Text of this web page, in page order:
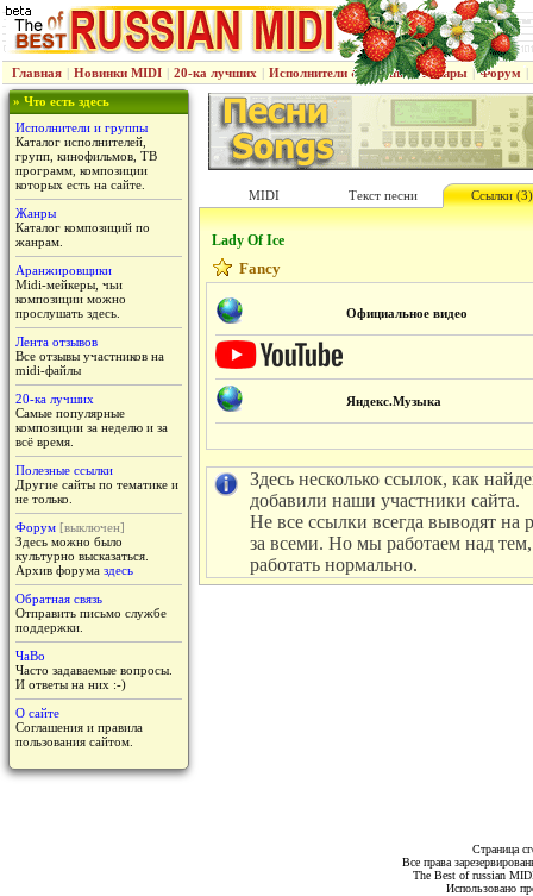
Главная | Новинки MIDI | 20-ка лучших | Исполнители & группы | Жанры | Форум |
» Что есть здесь
Исполнители и группы
Каталог исполнителей,
групп, кинофильмов, ТВ
программ, композиции
которых есть на сайте.
Жанры
Каталог композиций по
жанрам.
Аранжировщики
Midi-мейкеры, чьи
композиции можно
прослушать здесь.
Лента отзывов
Все отзывы участников на
midi-файлы
20-ка лучших
Самые популярные
композиции за неделю и за
всё время.
Полезные ссылки
Другие сайты по тематике и
не только.
Форум [выключен]
Здесь можно было
культурно высказаться.
Архив форума здесь
Обратная связь
Отправить письмо службе
поддержки.
ЧаВо
Часто задаваемые вопросы.
И ответы на них :-)
О сайте
Соглашения и правила
пользования сайтом.
MIDI Текст песни Ссылки (3)
Lady Of Ice
Fancy
Официальное видео
Яндекс.Музыка
Здесь несколько ссылок, как
добавили наши участники сайта.
Не все ссылки всегда выводят
за всеми. Но мы работаем над тем,
работать нормально.
Страница
Все права
The Best of russian
Использовано